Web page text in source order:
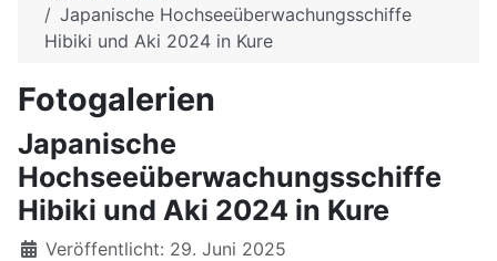
Japanische Hochseeüberwachungsschiffe
Hibiki und Aki 2024 in Kure
Fotogalerien
Japanische
Hochseeüberwachungsschiffe
Hibiki und Aki 2024 in Kure
Details
Veröffentlicht: 29. Juni 2025